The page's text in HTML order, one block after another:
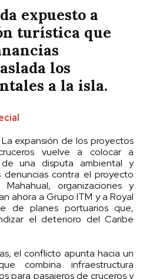
expuesto a
turística que
los
a la isla.
expansión de los proyectos
vuelve a colocar a
una disputa ambiental y
denuncias contra el proyecto
organizaciones y
ahora a Grupo ITM y a Royal
de planes portuarios que,
el deterioro del Caribe
el conflicto apunta hacia un
combina infraestructura
para pasajeros de cruceros y